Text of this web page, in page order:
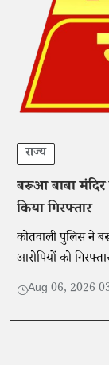
राज्य
बरूआ बाबा
किया गिरफ्तार
कोतवाली पुलिस ने
आरोपियों को
दोनों आरोपियों को
Aug 06, 2026